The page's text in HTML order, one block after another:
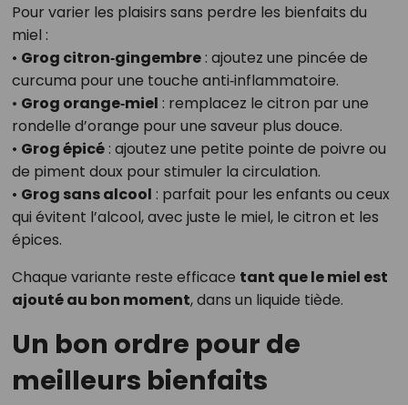
Pour varier les plaisirs sans perdre les bienfaits du
miel :
• Grog citron‑gingembre: ajoutez une pincée de
curcuma pour une touche anti‑inflammatoire.
• Grog orange‑miel : remplacez le citron par une
rondelle d’orange pour une saveur plus douce.
• Grog épicé: ajoutez une petite pointe de poivre ou
de piment doux pour stimuler la circulation.
• Grog sans alcool : parfait pour les enfants ou ceux
qui évitent l’alcool, avec juste le miel, le citron et les
épices.
Chaque variante reste efficace tant que le miel est
ajouté au bon moment, dans un liquide tiède.
Un bon ordre pour de
meilleurs bienfaits